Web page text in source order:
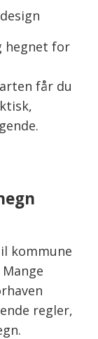
hegnet for
får du
kommune
regler,